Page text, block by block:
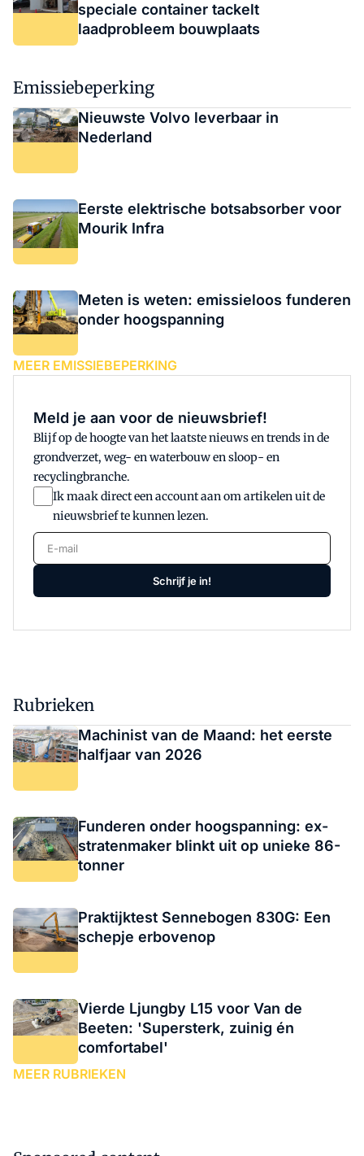
speciale container tackelt
laadprobleem bouwplaats
Emissiebeperking
Nieuwste Volvo leverbaar in
Nederland
Eerste elektrische botsabsorber voor
Mourik Infra
Meten is weten: emissieloos funderen
onder hoogspanning
MEER EMISSIEBEPERKING
Meld je aan voor de nieuwsbrief!
Blijf op de hoogte van het laatste nieuws en trends in de
grondverzet, weg- en waterbouw en sloop- en
recyclingbranche.
Ik maak direct een account aan om artikelen uit de
nieuwsbrief te kunnen lezen.
E-mail
Schrijf je in!
Rubrieken
Machinist van de Maand: het eerste
halfjaar van 2026
Funderen onder hoogspanning: ex-
stratenmaker blinkt uit op unieke 86-
tonner
Praktijktest Sennebogen 830G: Een
schepje erbovenop
Vierde Ljungby L15 voor Van de
Beeten: 'Supersterk, zuinig én
comfortabel'
MEER RUBRIEKEN